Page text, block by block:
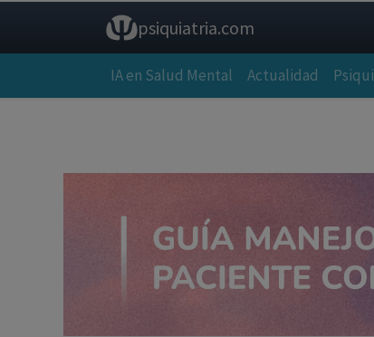
psiquiatria.com
IA en Salud Mental Actualidad